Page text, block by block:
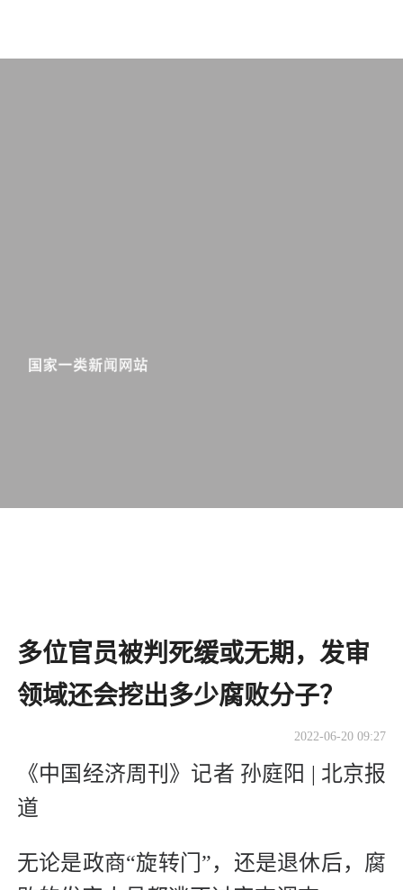
多位官员被判死缓或无期，发审
领域还会挖出多少腐败分子？
2022-06-20 09:27
《中国经济周刊》记者 孙庭阳 | 北京报
道
无论是政商“旋转门”，还是退休后，腐